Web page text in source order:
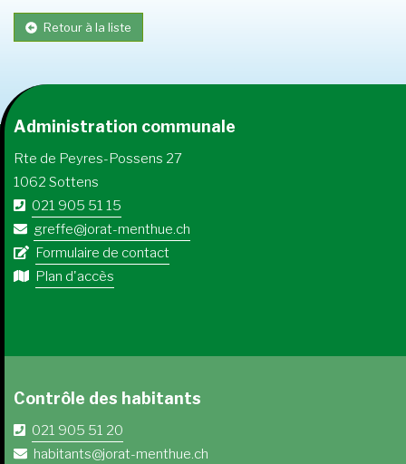
Retour à la liste
Administration communale
Rte de Peyres-Possens 27
1062 Sottens
021 905 51 15
greffe@jorat-menthue.ch
Formulaire de contact
Plan d'accès
Contrôle des habitants
021 905 51 20
habitants@jorat-menthue.ch